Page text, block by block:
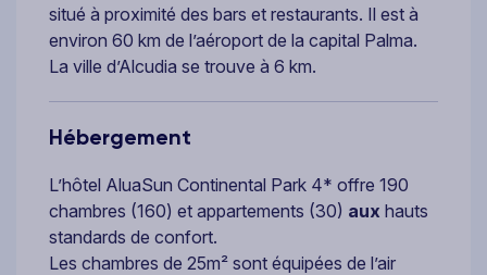
situé à proximité des bars et restaurants. Il est à
environ 60 km de l’aéroport de la capital Palma.
La ville d’Alcudia se trouve à 6 km.
Hébergement
L’hôtel AluaSun Continental Park 4* offre 190
chambres (160) et appartements (30) aux hauts
standards de confort.
Les chambres de 25m² sont équipées de l’air